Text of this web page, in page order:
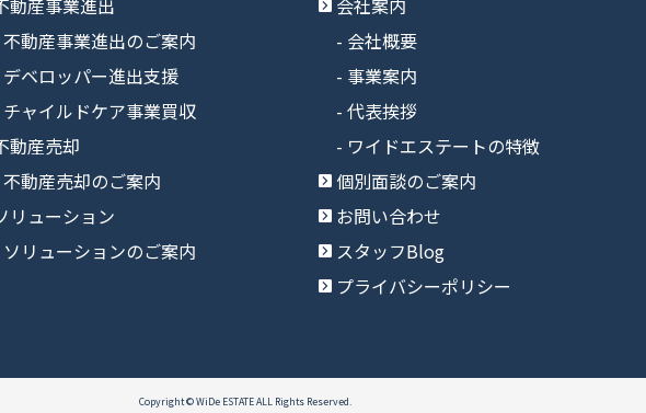
動産事業進出
不動産事業進出のご案内
デベロッパー進出支援
チャイルドケア事業買収
動産売却
不動産売却のご案内
リューション
ソリューションのご案内
会社案内
会社概要
事業案内
代表挨拶
ワイドエステートの特徴
個別面談のご案内
お問い合わせ
スタッフBlog
プライバシーポリシー
Copyright © WiDe ESTATE ALL Rights Reserved.